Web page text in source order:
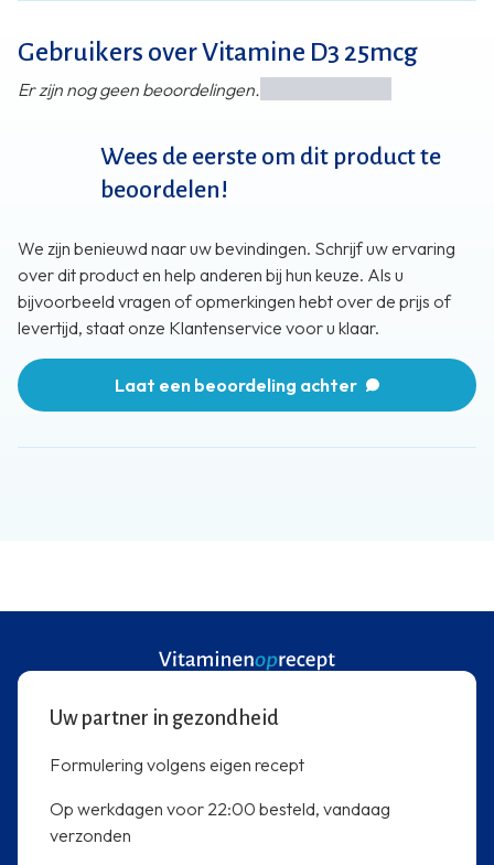
Gebruikers over Vitamine D3 25mcg
Er zijn nog geen beoordelingen.
Wees de eerste om dit product te
beoordelen!
We zijn benieuwd naar uw bevindingen. Schrijf uw ervaring
over dit product en help anderen bij hun keuze. Als u
bijvoorbeeld vragen of opmerkingen hebt over de prijs of
levertijd, staat onze Klantenservice voor u klaar.
Laat een beoordeling achter
Uw partner in gezondheid
Formulering volgens eigen recept
Op werkdagen voor 22:00 besteld, vandaag
verzonden